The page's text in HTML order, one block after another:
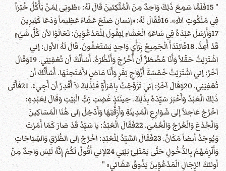
" 15فَلَمَّا سَمِعَ ذَلِكَ وَاحِدٌ مِنَ الْمُتَّكِئينَ قَالَ لَهُ: «طُوبَى لِمَنْ يَأْكُلُ خُبْزاً
فِي مَلَكُوتِ اللهِ». 16فَقَالَ لَهُ: «إنسان صَنَعَ عَشَاءً عَظِيماً وَدَعَا كَثِيرِينَ
17وَأَرْسَلَ عَبْدَهُ فِي سَاعَةِ الْعَشَاءِ لِيَقُولَ لِلْمَدْعُوِّينَ: تَعَالَوْا لأن كُلَّ شَيْءٍ
قَدْ أُعِدَّ. 18فَابْتَدَأَ الْجَمِيعُ بِرَأْيٍ وَاحِدٍ يَسْتَعْفُونَ. قَالَ لَهُ الأول: إني
اشْتَرَيْتُ حَقْلاً وَأَنَا مُضْطَرٌّ أن أَخْرُجَ وَأَنْظُرَهُ. أَسْأَلُكَ أن تُعْفِيَنِي. 19وَقَالَ
آخَرُ: إني اشْتَرَيْتُ خَمْسَةَ أَزْوَاجِ بَقَرٍ وَأَنَا مَاضٍ لأَمْتَحِنَهَا. أَسْأَلُكَ أن
تُعْفِيَنِي. 20وَقَالَ آخَرُ: إني تَزَوَّجْتُ بِامْرَأَةٍ فَلِذَلِكَ لاَ أَقْدِرُ أن أَجِيءَ. 21فَأَتَى
ذَلِكَ الْعَبْدُ وَأَخْبَرَ سَيِّدَهُ بِذَلِكَ. حِينَئذٍ غَضِبَ رَبُّ الْبَيْتِ وَقَالَ لِعَبْدِهِ:
اخْرُجْ عَاجلاً إلى شَوَارِعِ الْمَدِينَةِ وَأَزِقَّتِهَا وَأَدْخِلْ إلى هُنَا الْمَسَاكِينَ
وَالْجُدْعَ وَالْعُرْجَ وَالْعُمْيَ. 22فَقَالَ الْعَبْدُ: يا سَيِّدُ قَدْ صَارَ كَمَا أَمَرْتَ
وَيُوجَدُ أيضاً مَكَانٌ. 23فَقَالَ السَّيِّدُ لِلْعَبْدِ: اخْرُجْ إلى الطُّرُقِ وَالسِّيَاجَاتِ
وَأَلْزِمْهُمْ بِالدُّخُولِ حَتَّى يَمْتَلِئ بَيْتِي 24لإني أَقُولُ لَكُمْ إِنَّهُ لَيْسَ وَاحِدٌ مِنْ
أولئكَ الرِّجَالِ الْمَدْعُوِّينَ يَذُوقُ عَشَائي» "